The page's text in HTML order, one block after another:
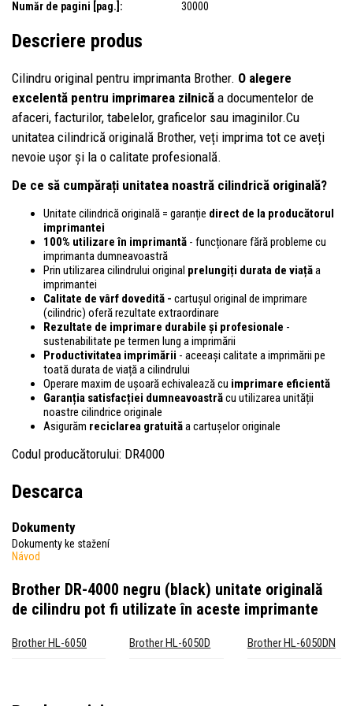
Număr de pagini [pag.]: 30000
Descriere produs
Cilindru original pentru imprimanta Brother. O alegere
excelentă pentru imprimarea zilnică a documentelor de
afaceri, facturilor, tabelelor, graficelor sau imaginilor.Cu
unitatea cilindrică originală Brother, veți imprima tot ce aveți
nevoie ușor și la o calitate profesională.
De ce să cumpărați unitatea noastră cilindrică originală?
Unitate cilindrică originală = garanție direct de la producătorul
imprimantei
100% utilizare în imprimantă - funcționare fără probleme cu
imprimanta dumneavoastră
Prin utilizarea cilindrului original prelungiți durata de viațăa
imprimantei
Calitate de vârf dovedită - cartușul original de imprimare
(cilindric) oferă rezultate extraordinare
Rezultate de imprimare durabile și profesionale -
sustenabilitate pe termen lung a imprimării
Productivitatea imprimării - aceeași calitate a imprimării pe
toată durata de viață a cilindrului
Operare maxim de ușoară echivalează cu imprimare eficientă
Garanția satisfacției dumneavoastrăcu utilizarea unității
noastre cilindrice originale
Asigurăm reciclarea gratuităa cartușelor originale
Codul producătorului: DR4000
Descarca
Dokumenty
Dokumenty ke stažení
Návod
Brother DR-4000 negru (black) unitate originală
de cilindru pot fi utilizate în aceste imprimante
Brother HL-6050 Brother HL-6050D Brother HL-6050DN